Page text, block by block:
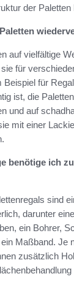
der
auf vielfältige
für
Beispiel für
ist, die
und auf
mit einer
benötige ich
sind
darunter
ein Bohrer,
Maßband. Je
zusätzlich